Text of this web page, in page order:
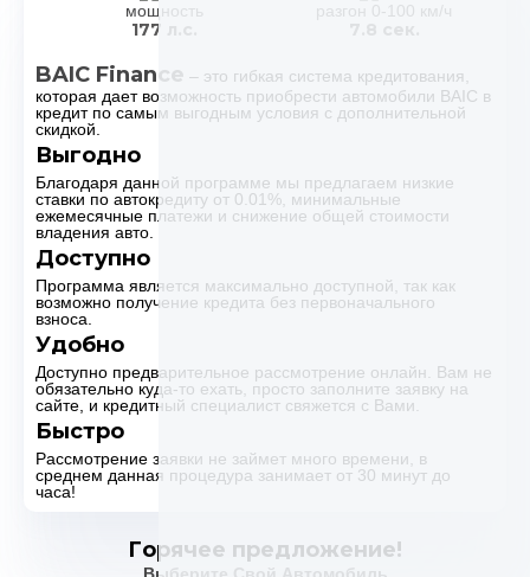
мощность
177 л.с.
разгон 0-100 км/ч
BAIC Finance – это гибкая система кредитования,
которая дает возможность приобрести автомобили BAIC в
кредит по самым выгодным условия с дополнительной
скидкой.
Выгодно
Благодаря данной программе мы предлагаем низкие
ставки по автокредиту от 0.01%, минимальные
ежемесячные платежи и снижение общей стоимости
владения авто.
Доступно
Программа является максимально доступной, так как
возможно получение кредита без первоначального
взноса.
Удобно
Доступно предварительное рассмотрение онлайн. Вам не
обязательно куда-то ехать, просто заполните заявку на
сайте, и кредитный специалист свяжется с Вами.
Быстро
Рассмотрение заявки не займет много времени, в
среднем данная процедура занимает от 30 минут до
часа!
Горячее предложение!